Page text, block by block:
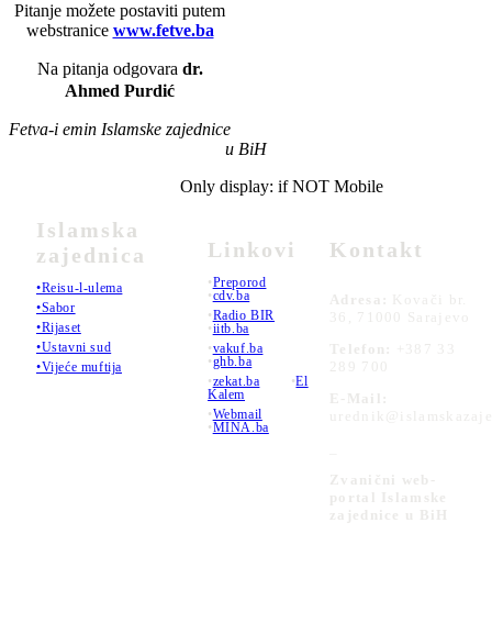
Pitanje možete postaviti putem
webstranice www.fetve.ba
Na pitanja odgovara dr.
Ahmed Purdić
Fetva-i emin Islamske zajednice
u BiH
Islamska
zajednica
•Reisu-l-ulema
•Sabor
•Rijaset
•Ustavni sud
•Vijeće muftija
Only display: if NOT Mobile
Linkovi
•Preporod
•cdv.ba
•Radio BIR
•iitb.ba
•vakuf.ba
•ghb.ba
•zekat.ba •El
Kalem
•Webmail
•MINA.ba
Kontakt
Adresa:
Kovači br.
36, 71000 Sarajevo
Telefon:
+387 33
289 700
E-Mail:
Zvanični web-
portal Islamske
zajednice u BiH